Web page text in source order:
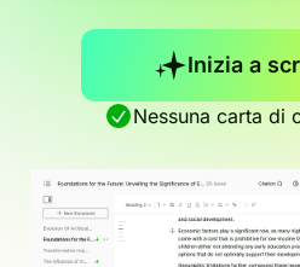
Inizia a
Nessuna carta di